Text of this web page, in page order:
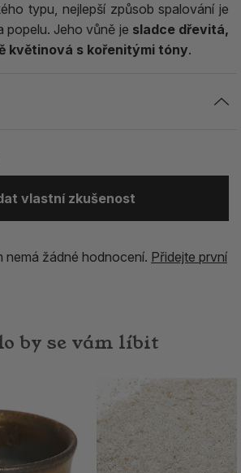
typu, nejlepší způsob spalování je
popelu. Jeho vůně je sladce dřevitá,
květinová s kořenitými tóny.
vlastní zkušenost
nemá žádné hodnocení. Přidejte první
by se vám líbit